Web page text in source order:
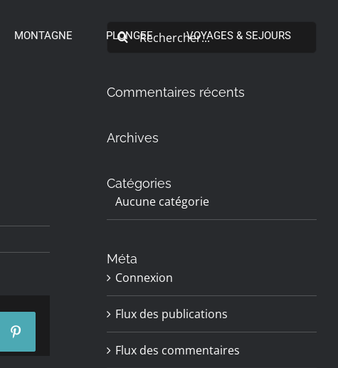
MONTAGNE PLONGEE VOYAGES & SEJOURS
Pinterest
Rechercher:
Commentaires récents
Archives
Catégories
Aucune catégorie
Méta
Connexion
Flux des publications
Flux des commentaires